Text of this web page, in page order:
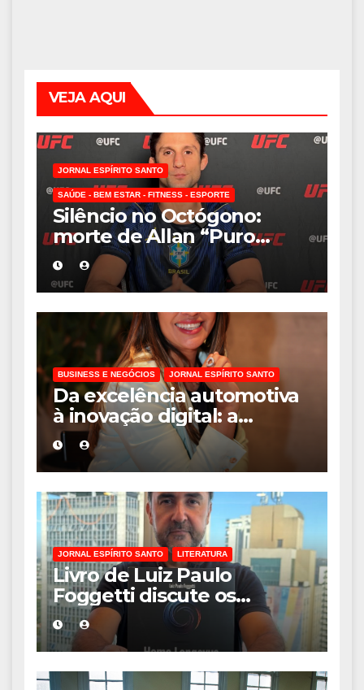
VEJA AQUI
JORNAL ESPÍRITO SANTO
SAÚDE - BEM ESTAR - FITNESS - ESPORTE
Silêncio no Octógono:
morte de Allan “Puro
Osso” interrompe
trajetória de destaque no
MMA aos 34 anos
BUSINESS E NEGÓCIOS JORNAL ESPÍRITO SANTO
Da excelência automotiva
à inovação digital: a
trajetória internacional da
empresária Adriene Silva
JORNAL ESPÍRITO SANTO LITERATURA
Livro de Luiz Paulo
Foggetti discute os
desafios de uma
sociedade onde viver até
aos 120 anos poderá ser
realidade